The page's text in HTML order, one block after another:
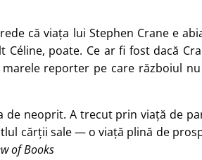
că viața lui Stephen Crane e
poate. Ce ar fi fost dacă
reporter pe care războiul nu
de neoprit. A trecut prin viață de
cărții sale — o viață plină de
of Books